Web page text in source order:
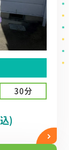
30分
)